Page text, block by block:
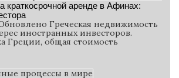
краткосрочной аренде в Афинах:
Греческая недвижимость
иностранных инвесторов.
Греции, общая стоимость